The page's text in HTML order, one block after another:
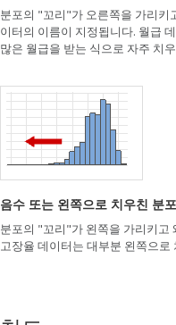
분포의 "꼬리"가 오른쪽을 가리키
이터의 이름이 지정됩니다. 월급
많은 월급을 받는 식으로 자주 치
음수 또는 왼쪽으로 치우친 분포
분포의 "꼬리"가 왼쪽을 가리키고
고장율 데이터는 대부분 왼쪽으